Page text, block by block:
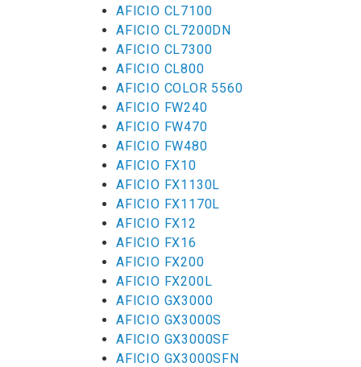
AFICIO CL7100
AFICIO CL7200DN
AFICIO CL7300
AFICIO CL800
AFICIO COLOR 5560
AFICIO FW240
AFICIO FW470
AFICIO FW480
AFICIO FX10
AFICIO FX1130L
AFICIO FX1170L
AFICIO FX12
AFICIO FX16
AFICIO FX200
AFICIO FX200L
AFICIO GX3000
AFICIO GX3000S
AFICIO GX3000SF
AFICIO GX3000SFN